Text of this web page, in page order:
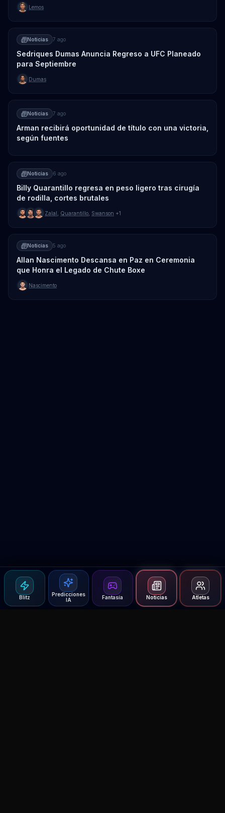
Blitz
Predicciones
IA
Fantasía Noticias Atletas
Lemos
Noticias 7 ago
Sedriques Dumas Anuncia Regreso a UFC Planeado
para Septiembre
Dumas
Noticias 7 ago
Arman recibirá oportunidad de título con una victoria,
según fuentes
Noticias 6 ago
Billy Quarantillo regresa en peso ligero tras cirugía
de rodilla, cortes brutales
Zalal Quarantillo Swanson +1
Noticias 5 ago
Allan Nascimento Descansa en Paz en Ceremonia
que Honra el Legado de Chute Boxe
Nascimento